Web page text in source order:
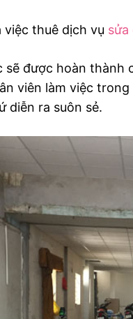
thuê dịch vụ sửa
được hoàn
viên làm việc
diễn ra suôn sẻ.